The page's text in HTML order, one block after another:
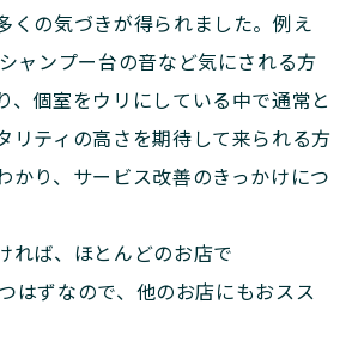
くの気づきが得られました。例え
ャンプー台の音など気にされる方
、個室をウリにしている中で通常と
リティの高さを期待して来られる方
かり、サービス改善のきっかけにつ
れば、ほとんどのお店で
はずなので、他のお店にもおスス